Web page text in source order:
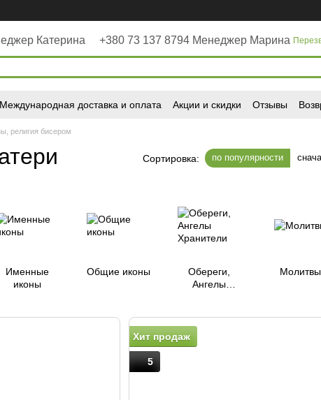
Катерина +380 73 137 8794 Менеджер Марина
Международная доставка и оплата Акции и скидки Отзывы
религия бисером
Сортировка: по популярности
Именные
иконы
Общие иконы
Обереги,
Ангелы
Молитвы
Хит продаж
5